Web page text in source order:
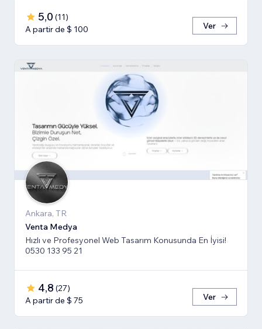
5,0 (11)
A partir de $ 100
Ver
Ankara, TR
Venta Medya
Hızlı ve Profesyonel Web Tasarım Konusunda En İyisi!
0530 133 95 21
4,8 (27)
A partir de $ 75
Ver